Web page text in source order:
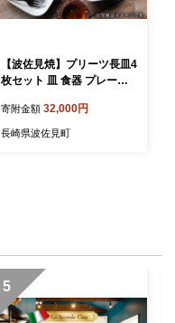
【波佐見焼】プリーツ長皿4
枚セット 皿 食器 プレート
寄附金額 32,000円
長崎県波佐見町
5